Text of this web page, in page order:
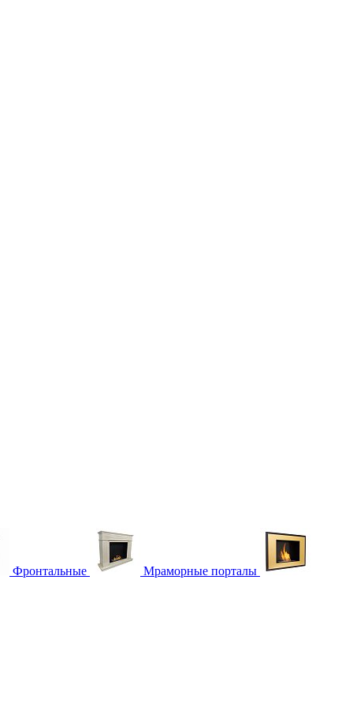
Фронтальные Мраморные порталы